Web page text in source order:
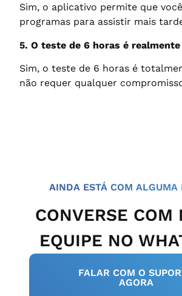
Sim, o aplicativo permite que
programas para assistir mais
5. O teste de 6 horas é
Sim, o teste de 6 horas é
não requer qualquer
AINDA ESTÁ COM ALGUMA
CONVERSE COM
EQUIPE NO
FALAR COM O
AGORA